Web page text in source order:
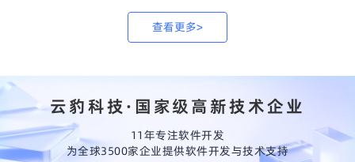
查看更多>
云豹科技·国家级高新技术企业
11年专注软件开发
为全球3500家企业提供软件开发与技术支持